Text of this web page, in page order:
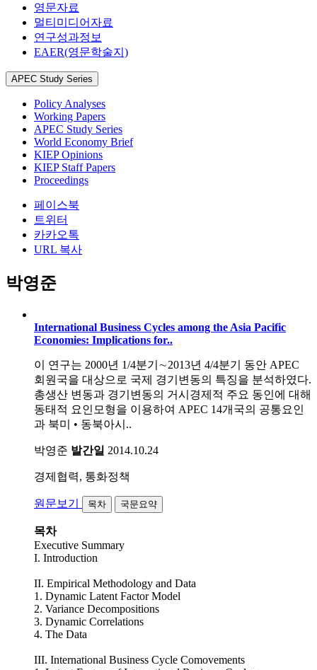
영문자료
멀티미디어자료
연구성과정보
EAER(영문학술지)
APEC Study Series
Policy Analyses
Working Papers
APEC Study Series
World Economy Brief
KIEP Opinions
KIEP Staff Papers
Proceedings
페이스북
트위터
카카오톡
URL 복사
박영준
International Business Cycles among the Asia Pacific
Economies: Implications for..
이 연구는 2000년 1/4분기∼2013년 4/4분기 동안 APEC
회원국을 대상으로 국제 경기변동의 특징을 분석하였다.
총생산 변동과 경기변동의 거시경제적 주요 동인에 대해
동태적 요인모형을 이용하여 APEC 14개국의 공통요인
과 북미 • 동북아시..
박영준 발간일 2014.10.24
경제협력, 통화정책
원문보기 목차 국문요약
목차
Executive Summary
I. Introduction
II. Empirical Methodology and Data
1. Dynamic Latent Factor Model
2. Variance Decompositions
3. Dynamic Correlations
4. The Data
III. International Business Cycle Comovements